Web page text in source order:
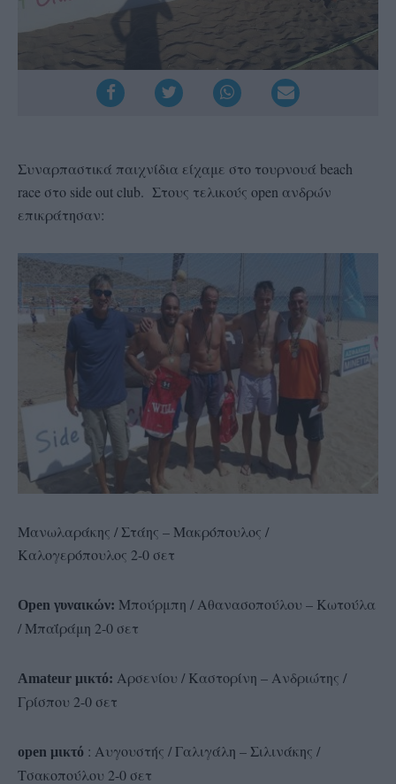
Συναρπαστικά παιχνίδια είχαμε στο τουρνουά beach
race στο side out club. Στους τελικούς open ανδρών
επικράτησαν:
Μανωλαράκης / Στάης – Μακρόπουλος /
Καλογερόπουλος 2-0 σετ
Οpen γυναικών: Μπούρμπη / Αθανασοπούλου – Κωτούλα
/ Μπαΐράμη 2-0 σετ
Αmateur μικτό: Αρσενίου / Καστορίνη – Ανδριώτης /
Γρίσπου 2-0 σετ
open μικτό : Αυγουστής / Γαλιγάλη – Σιλινάκης /
Τσακοπούλου 2-0 σετ